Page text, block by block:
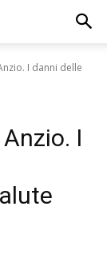
I danni delle
I